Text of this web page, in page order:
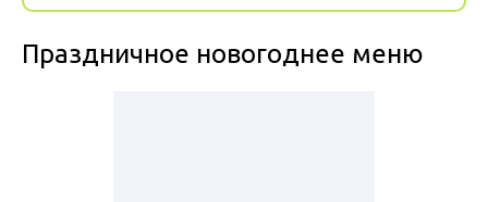
Праздничное новогоднее меню